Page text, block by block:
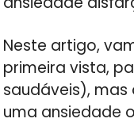
Neste artigo,
primeira vista,
saudáveis),
uma ansiedade